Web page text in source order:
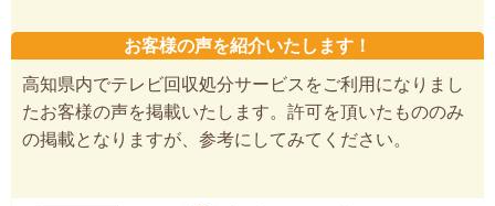
お客様の声を紹介いたします！
高知県内でテレビ回収処分サービスをご利用になりまし
たお客様の声を掲載いたします。許可を頂いたもののみ
の掲載となりますが、参考にしてみてください。